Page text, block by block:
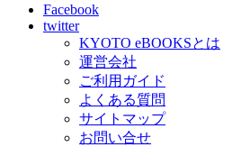
Facebook
twitter
KYOTO eBOOKSとは
運営会社
ご利用ガイド
よくある質問
サイトマップ
お問い合せ